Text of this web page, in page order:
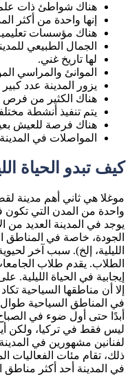
هناك شواطئ ذات
إنها واحدة من أكثر
هناك مؤسسات
الجمال الطبيعي
لها تاريخ غني.
الموانئ والمراسي
يزور المدينة عدد
هناك الكثير من فرص
يتم تنفيذ أنشطة
هناك فرصة للعيش
المواصلات في
كيف تبدو الحياة
موغلا هي ثاني أهم مدينة
واحدة من المدن التي تكون
يوجد في المدينة العديد من
الجودة، خاصة في المناطق
الليلية، إلخ). سبب آخر
الطلاب. يقدم طلاب
إيجابية في الحياة
إلا أن مناطقها السياحية
في المناطق السياحية طوال
أبدًا حتى أول ضوء في
ليس فقط في تركيا، ولكن
لفنانين مشهورين في
ذلك، تقام مئات الفعاليات
في المدينة أحد أكثر مناطق